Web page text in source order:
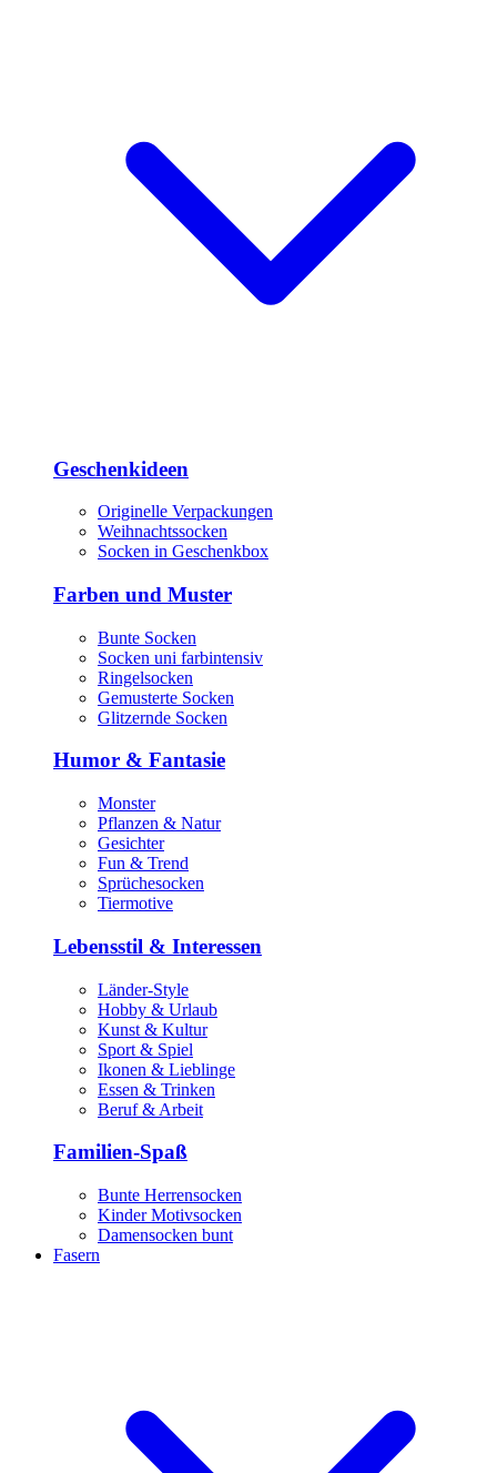
Geschenkideen
Originelle Verpackungen
Weihnachtssocken
Socken in Geschenkbox
Farben und Muster
Bunte Socken
Socken uni farbintensiv
Ringelsocken
Gemusterte Socken
Glitzernde Socken
Humor & Fantasie
Monster
Pflanzen & Natur
Gesichter
Fun & Trend
Sprüchesocken
Tiermotive
Lebensstil & Interessen
Länder-Style
Hobby & Urlaub
Kunst & Kultur
Sport & Spiel
Ikonen & Lieblinge
Essen & Trinken
Beruf & Arbeit
Familien-Spaß
Bunte Herrensocken
Kinder Motivsocken
Damensocken bunt
Fasern